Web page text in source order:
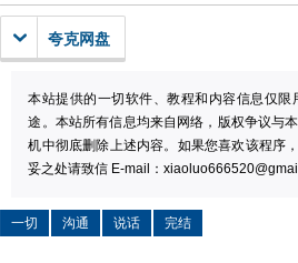
夸克网盘
本站提供的一切软件、教程和内容信息仅
途。本站所有信息均来自网络，版权争议与
机中彻底删除上述内容。如果您喜欢该程序
妥之处请致信 E-mail：
一切 沟通 说话 完结